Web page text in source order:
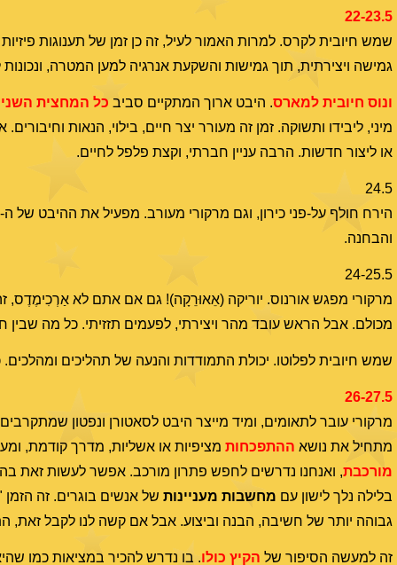
22-23.5
שמש חיובית לקרס. למרות האמור לעיל, זה כן זמן של תענוגות
גמישה ויצירתית, תוך גמישות והשקעת אנרגיה למען המטרה,
ונוס חיובית למארס. היבט ארוך המתקיים סביב כל המחצית
מיני, ליבידו ותשוקה. זמן זה מעורר יצר חיים, בילוי, הנאות
או ליצור חדשות. הרבה עניין חברתי, וקצת פלפל לחיים.
24.5
הירח חולף על-פני כירון, וגם מרקורי מעורב. מפעיל את ההיבט של ה-
והבחנה.
24-25.5
מרקורי מפגש אורנוס. יוריקה (אֵאוּרֵקָה)! גם אם אתם לא אַרְכִימֶדֶס,
מכולם. אבל הראש עובד מהר ויצירתי, לפעמים תזזיתי. כל מה
שמש חיובית לפלוטו. יכולת התמודדות והנעה של תהליכים
26-27.5
מרקורי עובר לתאומים, ומיד מייצר היבט לסאטורן ונפטון
מתחיל את נושא ההתפכחות מציפיות או אשליות, מדרך קודמת,
מורכבת, ואנחנו נדרשים לחפש פתרון מורכב. אפשר לעשות זאת
בלילה נלך לישון עם מחשבות מעניינות של אנשים בוגרים. זה
גבוהה יותר של חשיבה, הבנה וביצוע. אבל אם קשה לנו לקבל זאת,
זה למעשה הסיפור של הקיץ כולו. בו נדרש להכיר במציאות כמו